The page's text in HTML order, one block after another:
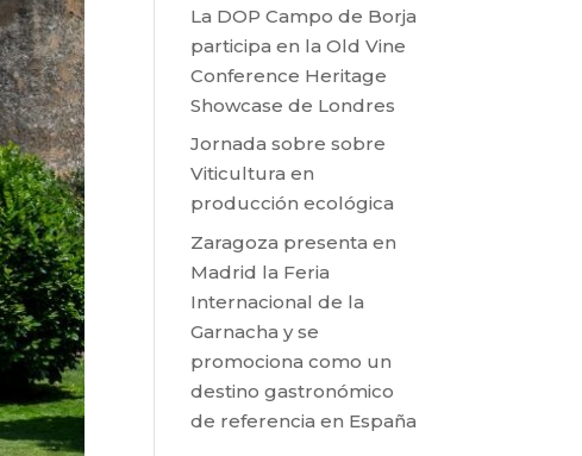
La DOP Campo de Borja
participa en la Old Vine
Conference Heritage
Showcase de Londres
Jornada sobre sobre
Viticultura en
producción ecológica
Zaragoza presenta en
Madrid la Feria
Internacional de la
Garnacha y se
promociona como un
destino gastronómico
de referencia en España